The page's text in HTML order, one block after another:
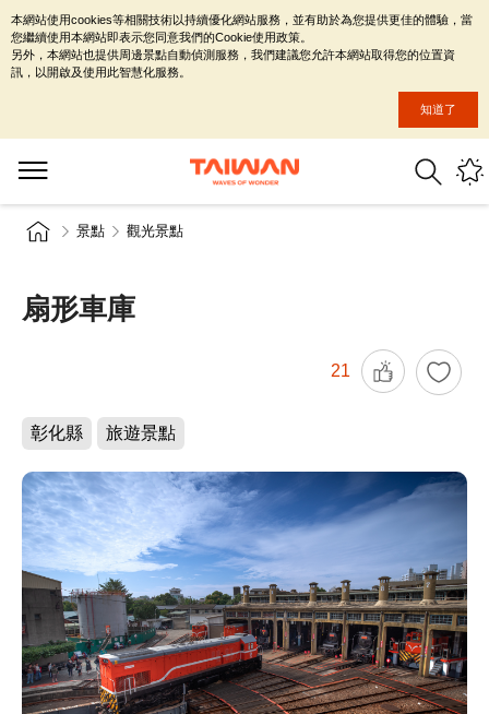
景點 觀光景點
扇形車庫
21
彰化縣 旅遊景點
本網站使用cookies等相關技術以持續優化網站服務，並有助於為您提供更佳的體驗，當
您繼續使用本網站即表示您同意我們的Cookie使用政策。
另外，本網站也提供周邊景點自動偵測服務，我們建議您允許本網站取得您的位置資
訊，以開啟及使用此智慧化服務。
知道了